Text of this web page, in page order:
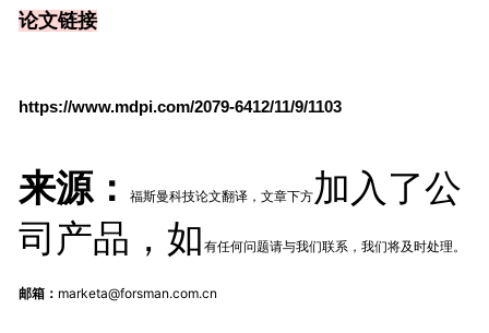
论文链接
https://www.mdpi.com/2079-6412/11/9/1103
来源： 福斯曼科技论文翻译，文章下方加入了公
司产品，如 有任何问题请与我们联系，我们将及时处理。
邮箱： marketa@forsman.com.cn